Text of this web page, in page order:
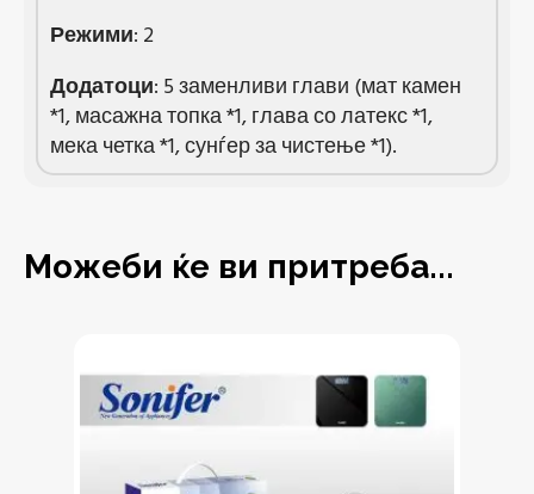
Режими: 2
Додатоци: 5 заменливи глави (мат камен
*1, масажна топка *1, глава со латекс *1,
мека четка *1, сунѓер за чистење *1).
Можеби ќе ви притреба...